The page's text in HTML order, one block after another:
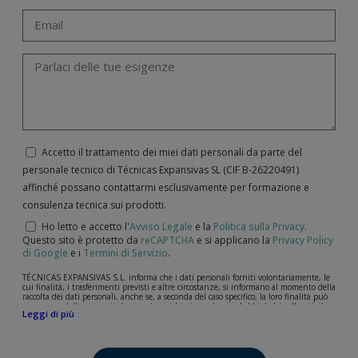
Accetto il trattamento dei miei dati personali da parte del
personale tecnico di Técnicas Expansivas SL (CIF B-­26220491)
affinché possano contattarmi esclusivamente per formazione e
consulenza tecnica sui prodotti.
Ho letto e accetto l'Avviso Legale e la Politica sulla Privacy.
Questo sito è protetto da reCAPTCHA e si applicano la Privacy Policy
di Google e i Termini di Servizio.
TÉCNICAS EXPANSIVAS S.L. informa che i dati personali forniti volontariamente, le
cui finalità, i trasferimenti previsti e altre circostanze, si informano al momento della
raccolta dei dati personali, anche se, a seconda del caso specifico, la loro finalità può
essere una delle seguenti: la risposta a richieste, reclami o dubbi da lei sollevati, il
mantenimento della relazione stabilita, la gestione integrale e commerciale dei
I dati contenuti nei nostri archivi sono assolutamente confidenziali e saranno
Leggi di più